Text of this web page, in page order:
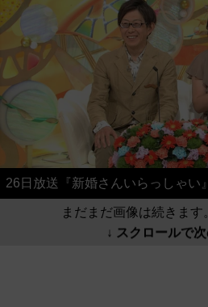
26日放送『新婚さんいらっしゃい
まだまだ画像は続きます
↓ スクロールで